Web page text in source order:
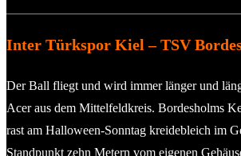
Inter Türkspor Kiel – TSV
Der Ball fliegt und wird immer länger und
Acer aus dem Mittelfeldkreis. Bordesholms
rast am Halloween-Sonntag kreidebleich im
Standpunkt zehn Metern vom eigenen